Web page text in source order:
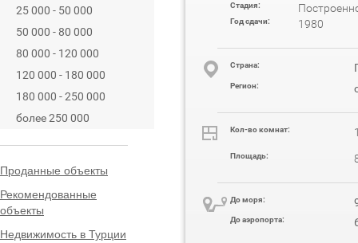
25 000 - 50 000
50 000 - 80 000
80 000 - 120 000
120 000 - 180 000
180 000 - 250 000
более 250 000
Проданные объекты
Рекомендованные
объекты
Недвижимость в Турции
Стадия:
Год сдачи: 1980
Cтрана:
Регион:
Кол-во комнат:
Площадь:
До моря:
До аэропорта: